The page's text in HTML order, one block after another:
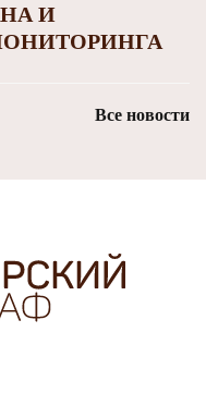
И
Все новости